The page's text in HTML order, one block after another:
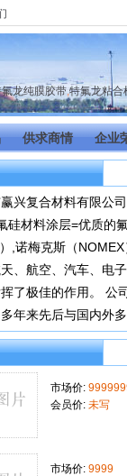
龙纯膜胶带,特氟龙粘合
供求商情 企业
兴复合材料有限公
硅材料涂层=优质的
）,诺梅克斯（
、航空、汽车、电
了极佳的作用。 公
年来先后与国内外
市场价:
会员价: 未写
市场价: 9999